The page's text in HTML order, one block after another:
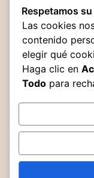
Respetamos
Las cookies
contenido
elegir qué
Haga clic en
Todo para